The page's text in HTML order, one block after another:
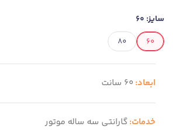
سایز: 60
60
80
ابعاد: 60 سانت
خدمات: گارانتی سه ساله موتور